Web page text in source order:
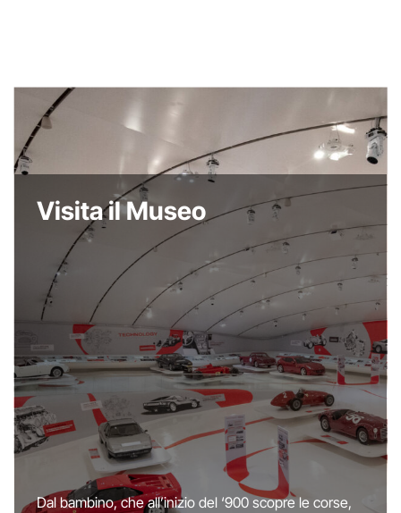
Visita il Museo
Dal bambino, che all’inizio del ‘900 scopre le corse,